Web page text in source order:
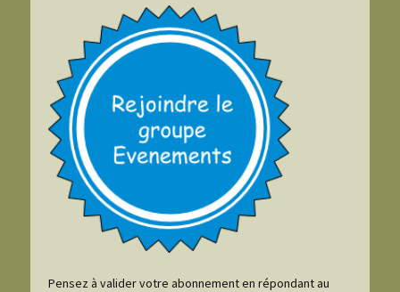
Pensez à valider votre abonnement en répondant au